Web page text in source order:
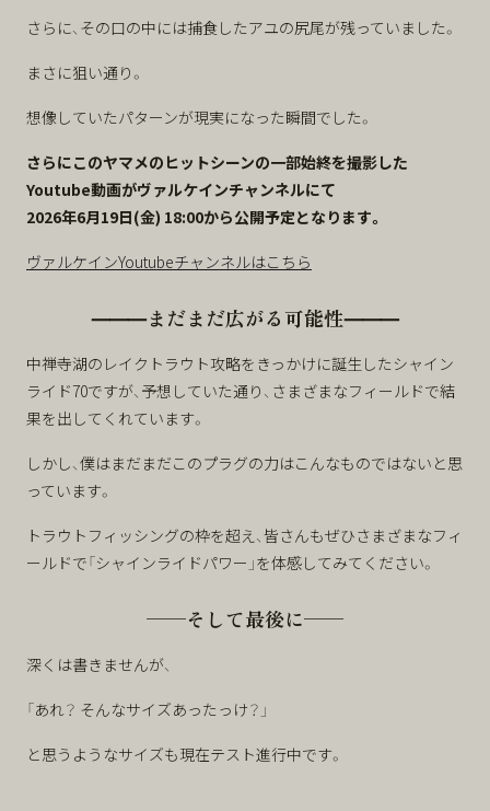
さらに、その口の中には捕食したアユの尻尾が残っていました。
まさに狙い通り。
想像していたパターンが現実になった瞬間でした。
さらにこのヤマメのヒットシーンの一部始終を撮影した
Youtube動画がヴァルケインチャンネルにて
2026年6月19日(金) 18:00から公開予定となります。
ヴァルケインYoutubeチャンネルはこちら
⸻まだまだ広がる可能性⸻
中禅寺湖のレイクトラウト攻略をきっかけに誕生したシャイン
ライド70ですが、予想していた通り、さまざまなフィールドで結
果を出してくれています。
しかし、僕はまだまだこのプラグの力はこんなものではないと思
っています。
トラウトフィッシングの枠を超え、皆さんもぜひさまざまなフィ
ールドで「シャインライドパワー」を体感してみてください。
——そして最後に——
深くは書きませんが、
「あれ？ そんなサイズあったっけ？」
と思うようなサイズも現在テスト進行中です。